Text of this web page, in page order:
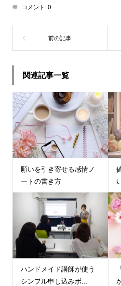
コメント: 0
関連記事一覧
願いを引き寄せる感情ノ
ートの書き方
ハンドメイド講師が使う
シンプル申し込みボ...